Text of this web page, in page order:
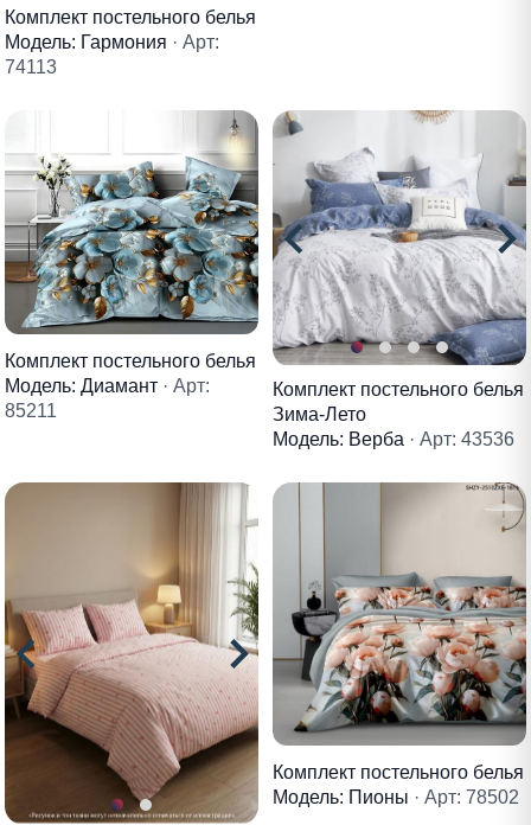
Комплект постельного белья
Модель: Гармония · Арт:
74113
Комплект постельного белья
Модель: Диамант · Арт:
85211
Комплект постельного белья
Зима-Лето
Модель: Верба · Арт: 43536
Комплект постельного белья
Модель: Пионы · Арт: 78502